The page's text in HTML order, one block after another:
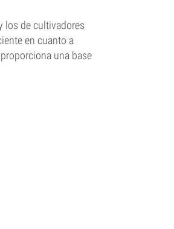
los de cultivadores
en cuanto a
una base